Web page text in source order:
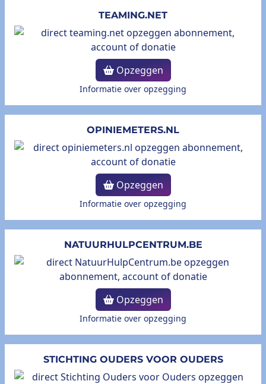
TEAMING.NET
Opzeggen
Informatie over opzegging
OPINIEMETERS.NL
Opzeggen
Informatie over opzegging
NATUURHULPCENTRUM.BE
Opzeggen
Informatie over opzegging
STICHTING OUDERS VOOR OUDERS